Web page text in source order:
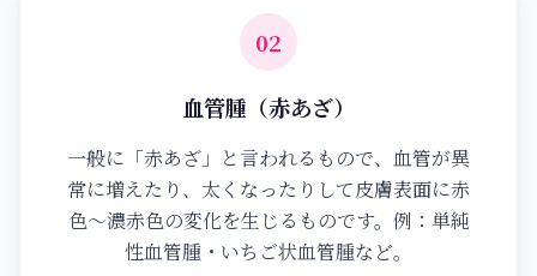
02
血管腫（赤あざ）
一般に「赤あざ」と言われるもので、血管が異
常に増えたり、太くなったりして皮膚表面に赤
色～濃赤色の変化を生じるものです。例：単純
性血管腫・いちご状血管腫など。